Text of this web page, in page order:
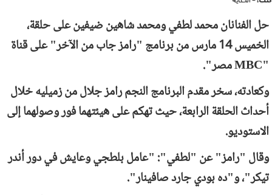
حل الفنانان محمد لطفي ومحمد شاهين ضيفين على حلقة،
الخميس 14 مارس من برنامج "رامز جاب من الآخر" على قناة
"
MBCمصر".
وكعادته، سخر مقدم البرنامج النجم رامز جلال من زميليه خلال
أحداث الحلقة الرابعة، حيث تهكم على هيئتهما فور وصولهما إلى
الاستوديو.
وقال "رامز" عن "لطفي": "عامل بلطجي وعايش في دور أندر
تيكر"، و"ده بودي جارد صافينار".